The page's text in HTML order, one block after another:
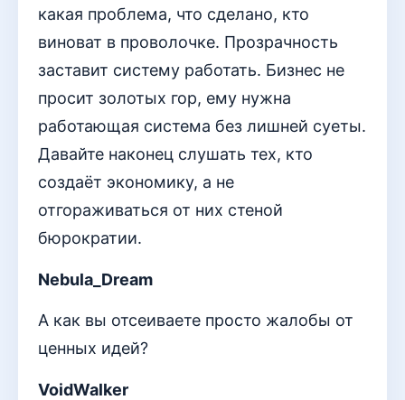
какая проблема, что сделано, кто
виноват в проволочке. Прозрачность
заставит систему работать. Бизнес не
просит золотых гор, ему нужна
работающая система без лишней суеты.
Давайте наконец слушать тех, кто
создаёт экономику, а не
отгораживаться от них стеной
бюрократии.
Nebula_Dream
А как вы отсеиваете просто жалобы от
ценных идей?
VoidWalker